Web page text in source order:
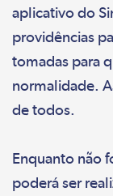
aplicativo do
providências
tomadas para
normalidade.
de todos.
Enquanto não
poderá ser